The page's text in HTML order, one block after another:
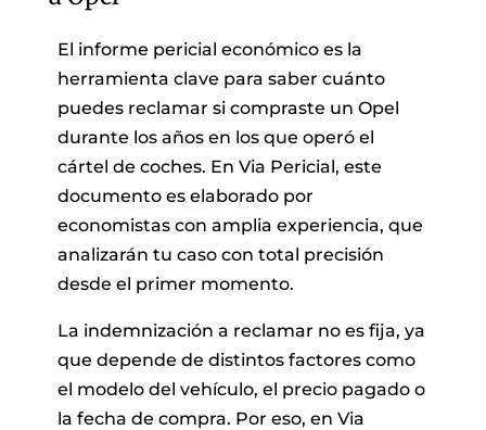
El informe pericial económico es la
herramienta clave para saber cuánto
puedes reclamar si compraste un Opel
durante los años en los que operó el
cártel de coches. En Via Pericial, este
documento es elaborado por
economistas con amplia experiencia, que
analizarán tu caso con total precisión
desde el primer momento.
La indemnización a reclamar no es fija, ya
que depende de distintos factores como
el modelo del vehículo, el precio pagado o
la fecha de compra. Por eso, en Via